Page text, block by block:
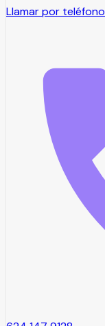
Llamar por teléfono